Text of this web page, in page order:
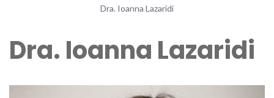
Dra. Ioanna Lazaridi
Dra. Ioanna Lazaridi